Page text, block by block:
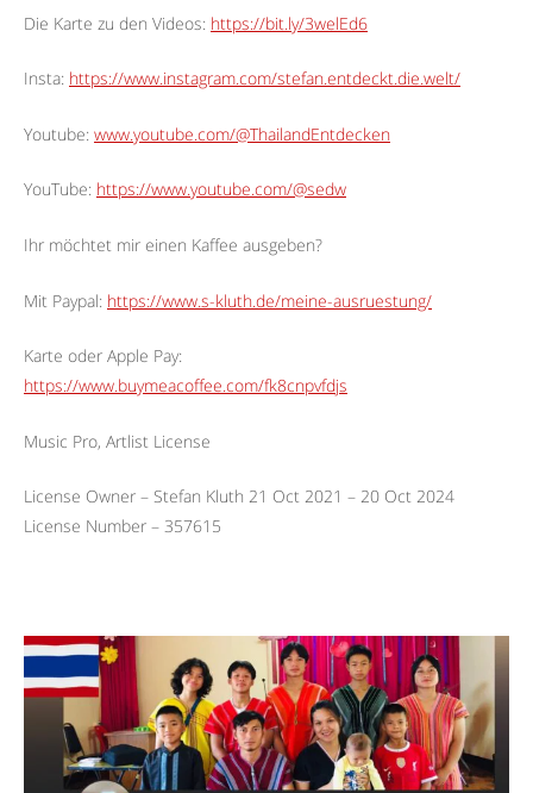
Die Karte zu den Videos: https://bit.ly/3welEd6
Insta: https://www.instagram.com/stefan.entdeckt.die.welt/
Youtube: www.youtube.com/@ThailandEntdecken
YouTube: https://www.youtube.com/@sedw
Ihr möchtet mir einen Kaffee ausgeben?
Mit Paypal: https://www.s-kluth.de/meine-ausruestung/
Karte oder Apple Pay:
https://www.buymeacoffee.com/fk8cnpvfdjs
Music Pro, Artlist License
License Owner – Stefan Kluth 21 Oct 2021 – 20 Oct 2024
License Number – 357615